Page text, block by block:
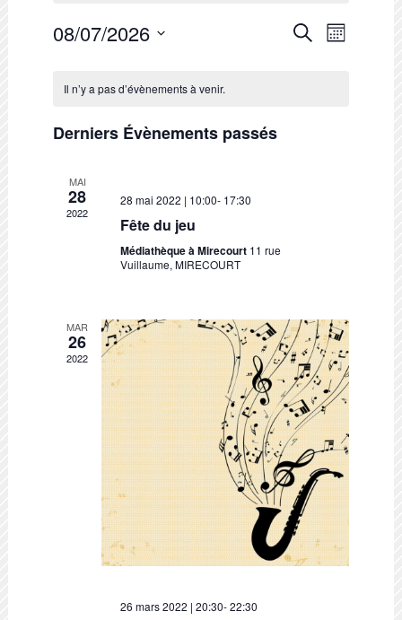
Recherche
Mois
08/07/2026
date.
de
Évènements
Il n’y a pas d’évènements à venir.
Derniers Évènements passés
MAI
28
2022
28 mai 2022 | 10:00- 17:30
Fête du jeu
Médiathèque à Mirecourt 11 rue
Vuillaume, MIRECOURT
MAR
26
2022
26 mars 2022 | 20:30-22:30